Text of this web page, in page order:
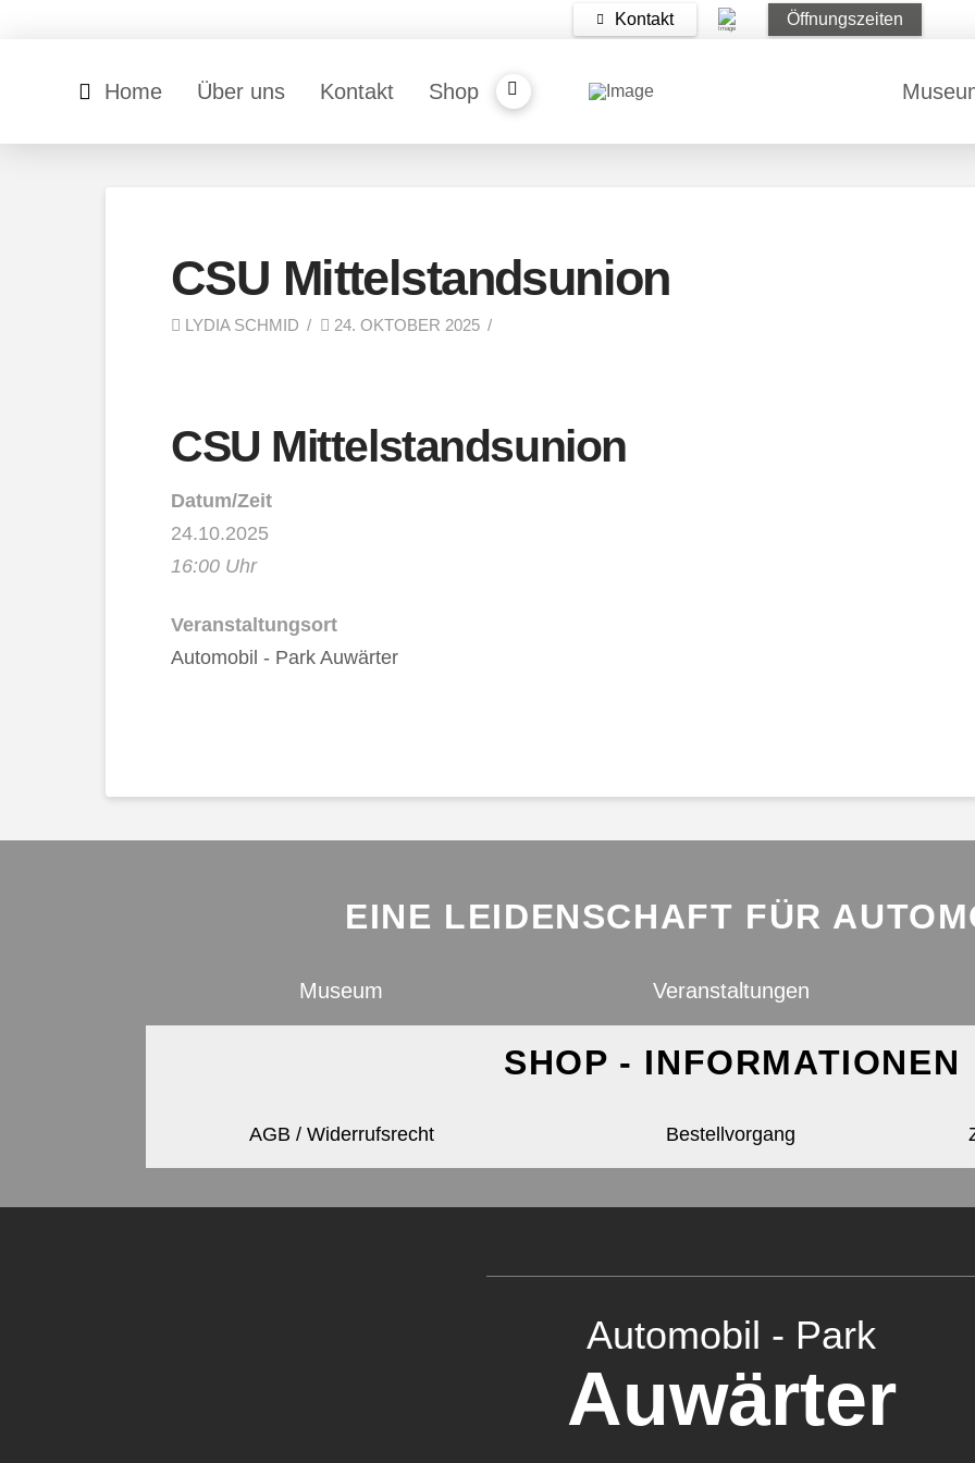
Kontakt Öffnungszeiten
Home Über uns Kontakt Shop
CSU Mittelstandsunion
LYDIA SCHMID 24. OKTOBER 2025
CSU Mittelstandsunion
Datum/Zeit
24.10.2025
16:00 Uhr
Veranstaltungsort
Automobil - Park Auwärter
EINE LEIDENSCHAFT FÜR
Museum Veranstaltungen
SHOP - INFORMATIONEN
AGB / Widerrufsrecht Bestellvorgang
Automobil - Park
Auwärter